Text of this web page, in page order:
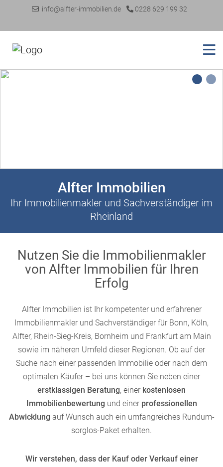
info@alfter-immobilien.de 0228 629 199 32
1
Alfter Immobilien
Ihr Immobilienmakler und Sachverständiger im
Rheinland
Nutzen Sie die Immobilienmakler
von Alfter Immobilien für Ihren
Erfolg
Alfter Immobilien ist Ihr kompetenter und erfahrener
Immobilienmakler und Sachverständiger für Bonn, Köln,
Alfter, Rhein-Sieg-Kreis, Bornheim und Frankfurt am Main
sowie im näheren Umfeld dieser Regionen. Ob auf der
Suche nach einer passenden Immobilie oder nach dem
optimalen Käufer – bei uns können Sie neben einer
erstklassigen Beratung, einer kostenlosen
Immobilienbewertung und einer professionellen
Abwicklung auf Wunsch auch ein umfangreiches Rundum-
sorglos-Paket erhalten.
Wir verstehen, dass der Kauf oder Verkauf einer